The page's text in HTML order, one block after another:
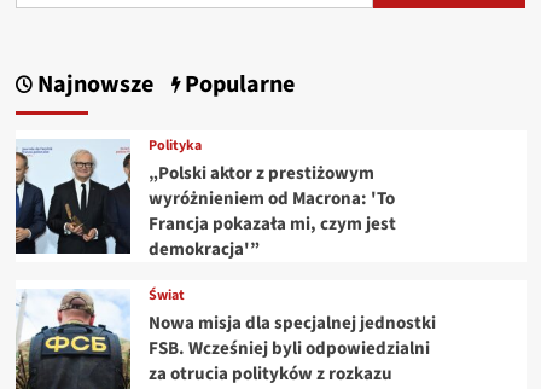
Najnowsze Popularne
Polityka
„Polski aktor z prestiżowym
wyróżnieniem od Macrona: 'To
Francja pokazała mi, czym jest
demokracja'”
Świat
Nowa misja dla specjalnej jednostki
FSB. Wcześniej byli odpowiedzialni
za otrucia polityków z rozkazu